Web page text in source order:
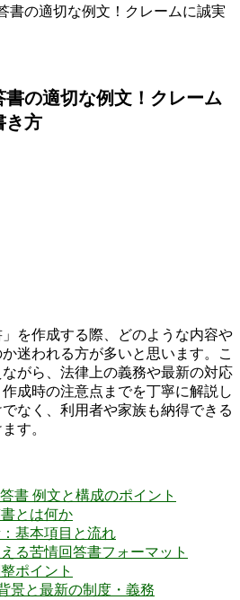
書の適切な例文！クレームに誠実
の適切な例文！クレーム
き方
を作成する際、どのような内容や
迷われる方が多いと思います。こ
がら、法律上の義務や最新の対応
成時の注意点までを丁寧に解説し
なく、利用者や家族も納得できる
す。
書 例文と構成のポイント
とは何か
基本項目と流れ
る苦情回答書フォーマット
ポイント
景と最新の制度・義務